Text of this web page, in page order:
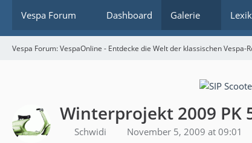
Vespa Forum Dashboard Galerie
Vespa Forum: VespaOnline - Entdecke die Welt der klassischen
Winterprojekt 2009 PK
Schwidi November 5, 2009 at 09:01